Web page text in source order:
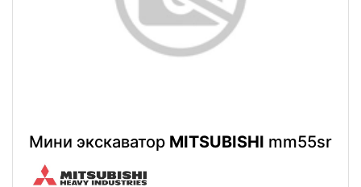
Мини экскаватор MITSUBISHI mm55sr